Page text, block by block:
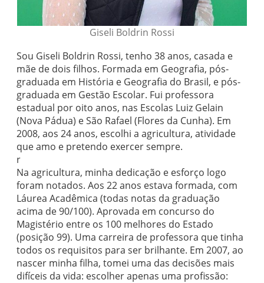
Giseli Boldrin Rossi
Sou Giseli Boldrin Rossi, tenho 38 anos, casada e
mãe de dois filhos. Formada em Geografia, pós-
graduada em História e Geografia do Brasil, e pós-
graduada em Gestão Escolar. Fui professora
estadual por oito anos, nas Escolas Luiz Gelain
(Nova Pádua) e São Rafael (Flores da Cunha). Em
2008, aos 24 anos, escolhi a agricultura, atividade
que amo e pretendo exercer sempre.
r
Na agricultura, minha dedicação e esforço logo
foram notados. Aos 22 anos estava formada, com
Láurea Acadêmica (todas notas da graduação
acima de 90/100). Aprovada em concurso do
Magistério entre os 100 melhores do Estado
(posição 99). Uma carreira de professora que tinha
todos os requisitos para ser brilhante. Em 2007, ao
nascer minha filha, tomei uma das decisões mais
difíceis da vida: escolher apenas uma profissão: